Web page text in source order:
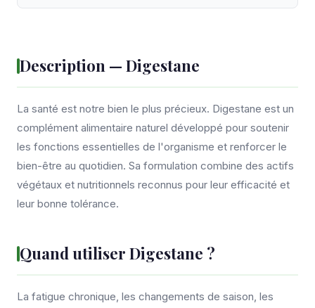
Description — Digestane
La santé est notre bien le plus précieux. Digestane est un
complément alimentaire naturel développé pour soutenir
les fonctions essentielles de l'organisme et renforcer le
bien-être au quotidien. Sa formulation combine des actifs
végétaux et nutritionnels reconnus pour leur efficacité et
leur bonne tolérance.
Quand utiliser Digestane ?
La fatigue chronique, les changements de saison, les